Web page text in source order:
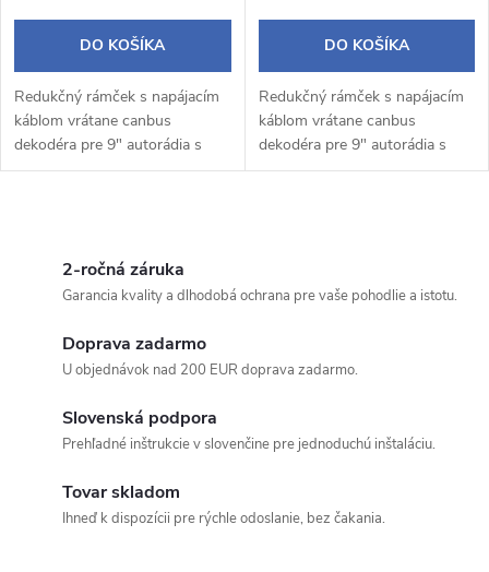
DO KOŠÍKA
Redukčný rámček s napájacím
káblom vrátane canbus
dekodéra pre 9" autorádia s
operačným systémom Android
DO KOŠÍKA
Redukčný rámček s napájacím
káblom vrátane canbus
dekodéra pre 9" autorádia s
operačným systémom Android
2-ročná záruka
Garancia kvality a dlhodobá ochrana pre vaše pohodlie a istotu.
Doprava zadarmo
U objednávok nad 200 EUR doprava zadarmo.
Slovenská podpora
Prehľadné inštrukcie v slovenčine pre jednoduchú inštaláciu.
Tovar skladom
Ihneď k dispozícii pre rýchle odoslanie, bez čakania.